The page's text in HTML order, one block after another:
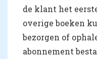
de klant het
overige boeken
bezorgen of
abonnement